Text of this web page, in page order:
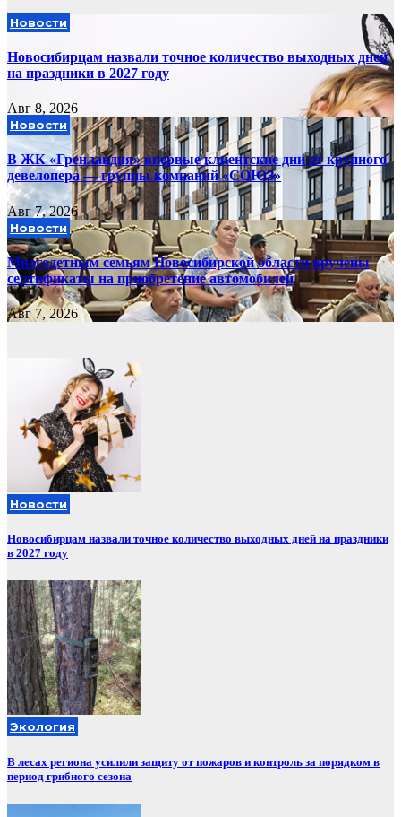
Новости
Новосибирцам назвали точное количество выходных дней
на праздники в 2027 году
Авг 8, 2026
Новости
В ЖК «Гренландия» впервые клиентские дни от крупного
девелопера — группы компаний «СОЮЗ»
Авг 7, 2026
Новости
Многодетным семьям Новосибирской области вручены
сертификаты на приобретение автомобилей
Авг 7, 2026
Новости
Новосибирцам назвали точное количество выходных дней на праздники
в 2027 году
Экология
В лесах региона усилили защиту от пожаров и контроль за порядком в
период грибного сезона